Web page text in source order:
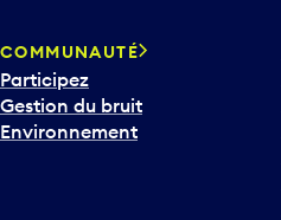
o
u
r
i
COMMUNAUTÉ
Participez
Gestion du bruit
Environnement